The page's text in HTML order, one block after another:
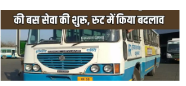
आवेदन